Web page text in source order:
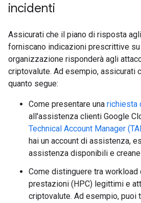
incidenti
Assicurati che il piano di risposta
forniscano indicazioni prescrittive
organizzazione risponderà agli
criptovalute. Ad esempio, assicurati
quanto segue:
Come presentare una richiesta
all'assistenza clienti Google
Technical Account Manager
hai un account di assistenza,
assistenza disponibili e
Come distinguere tra
prestazioni (HPC) legittimi e
criptovalute. Ad esempio, puoi